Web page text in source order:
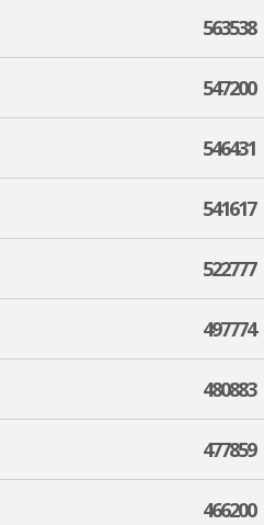
563538
547200
546431
541617
522777
497774
480883
477859
466200